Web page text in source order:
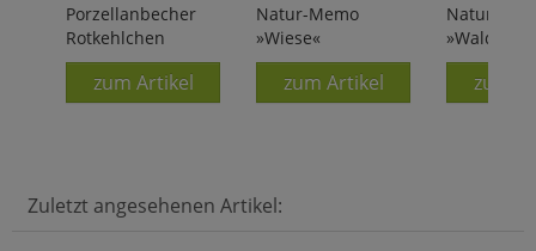
Porzellanbecher
Rotkehlchen
zum Artikel
Natur-Memo
»Wiese«
zum Artikel
Natur-
»Wald«
zum
Zuletzt angesehenen Artikel: